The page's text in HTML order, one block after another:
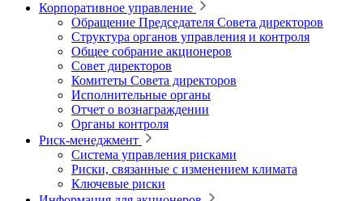
Корпоративное управление
Обращение Председателя Совета директоров
Структура органов управления и контроля
Общее собрание акционеров
Совет директоров
Комитеты Совета директоров
Исполнительные органы
Отчет о вознаграждении
Органы контроля
Риск-менеджмент
Система управления рисками
Риски, связанные с изменением климата
Ключевые риски